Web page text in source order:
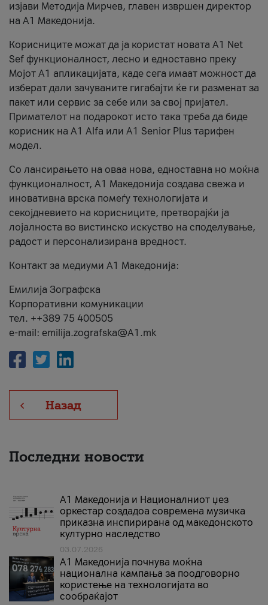
изјави Методија Мирчев, главен извршен директор
на А1 Македонија.
Корисниците можат да ја користат новата А1 Net
Sef функционалност, лесно и едноставно преку
Мојот А1 апликацијата, каде сега имаат можност да
изберат дали зачуваните гигабајти ќе ги разменат за
пакет или сервис за себе или за свој пријател.
Примателот на подарокот исто така треба да биде
корисник на А1 Alfa или A1 Senior Plus тарифен
модел.
Со лансирањето на оваа нова, едноставна но моќна
функционалност, А1 Македонија создава свежа и
иновативна врска помеѓу технологијата и
секојдневието на корисниците, претворајќи ја
лојалноста во вистинско искуство на споделување,
радост и персонализирана вредност.
Контакт за медиуми А1 Македонија:
Емилија Зографска
Корпоративни комуникации
тел. ++389 75 400505
e-mail: emilija.zografska@A1.mk
Назад
Последни новости
А1 Македонија и Националниот џез
оркестар создадоа современа музичка
приказна инспирирана од македонското
културно наследство
03.07.2026
A1 Македонија почнува моќна
национална кампања за поодговорно
користење на технологијата во
сообраќајот